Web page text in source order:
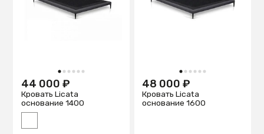
1 2 3 4 5 6
44 000 ₽
Кровать Licata
основание 1400
1 2 3 4 5 6
48 000 ₽
Кровать Licata
основание 1600